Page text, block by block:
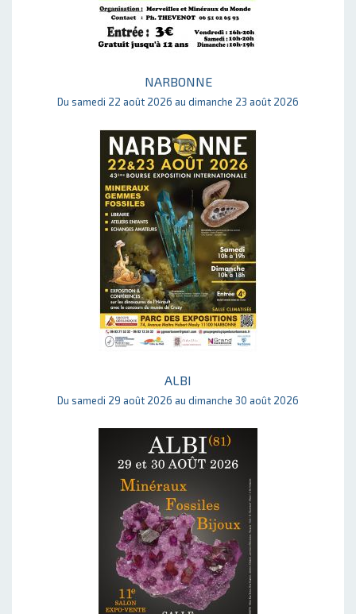
NARBONNE
Du samedi 22 août 2026 au dimanche 23 août 2026
ALBI
Du samedi 29 août 2026 au dimanche 30 août 2026